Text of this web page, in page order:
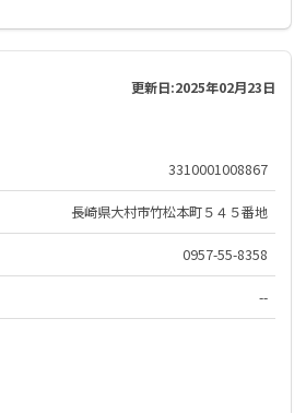
更新日:2025年02月23日
3310001008867
長崎県大村市竹松本町５４５番地
0957-55-8358
--